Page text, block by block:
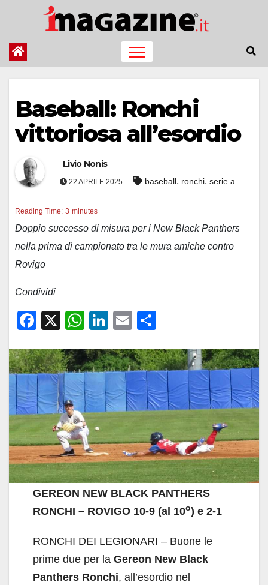
contenuto
Baseball: Ronchi
vittoriosa all’esordio
Livio Nonis
22 APRILE 2025 baseball, ronchi, serie a
Reading Time: 3 minutes
Doppio successo di misura per i New Black Panthers
nella prima di campionato tra le mura amiche contro
Rovigo
Condividi
F
c
e
b
o
o
k
X
W
at
s
A
p
p
Li
k
e
dI
n
E
ail n
di
vi
di
GEREON NEW BLACK PANTHERS
RONCHI – ROVIGO 10-9 (al 10o) e 2-1
RONCHI DEI LEGIONARI – Buone le
prime due per la Gereon New Black
Panthers Ronchi, all’esordio nel